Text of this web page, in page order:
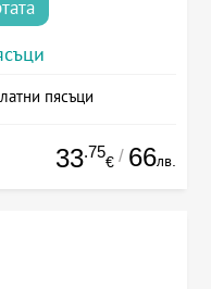
пясъци
33.75
€ / 66лв.